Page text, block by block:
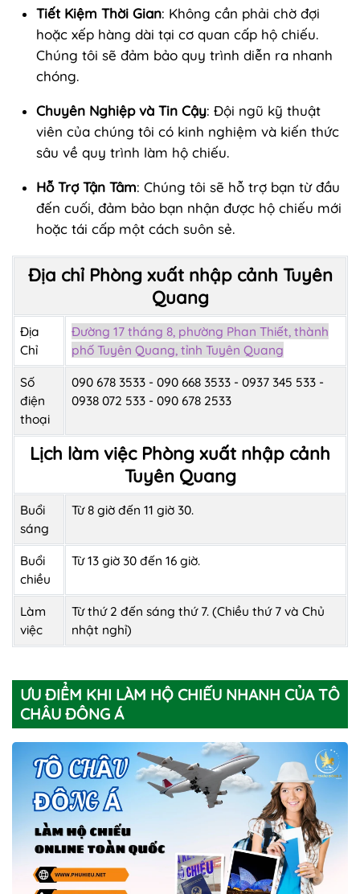
Tiết Kiệm Thời Gian: Không cần phải chờ đợi
hoặc xếp hàng dài tại cơ quan cấp hộ chiếu.
Chúng tôi sẽ đảm bảo quy trình diễn ra nhanh
chóng.
Chuyên Nghiệp và Tin Cậy: Đội ngũ kỹ thuật
viên của chúng tôi có kinh nghiệm và kiến thức
sâu về quy trình làm hộ chiếu.
Hỗ Trợ Tận Tâm: Chúng tôi sẽ hỗ trợ bạn từ đầu
đến cuối, đảm bảo bạn nhận được hộ chiếu mới
hoặc tái cấp một cách suôn sẻ.
Địa chỉ Phòng xuất nhập cảnh Tuyên
Quang
Địa
Chỉ
Đường 17 tháng 8, phường Phan Thiết, thành
phố Tuyên Quang, tỉnh Tuyên Quang
Số
điện
thoại
090 678 3533 - 090 668 3533 - 0937 345 533 -
0938 072 533 - 090 678 2533
Lịch làm việc Phòng xuất nhập cảnh
Tuyên Quang
Buổi
sáng
Từ 8 giờ đến 11 giờ 30.
Buổi
chiều
Từ 13 giờ 30 đến 16 giờ.
Làm
việc
Từ thứ 2 đến sáng thứ 7. (Chiều thứ 7 và Chủ
nhật nghỉ)
ƯU ĐIỂM KHI LÀM HỘ CHIẾU NHANH CỦA TÔ
CHÂU ĐÔNG Á